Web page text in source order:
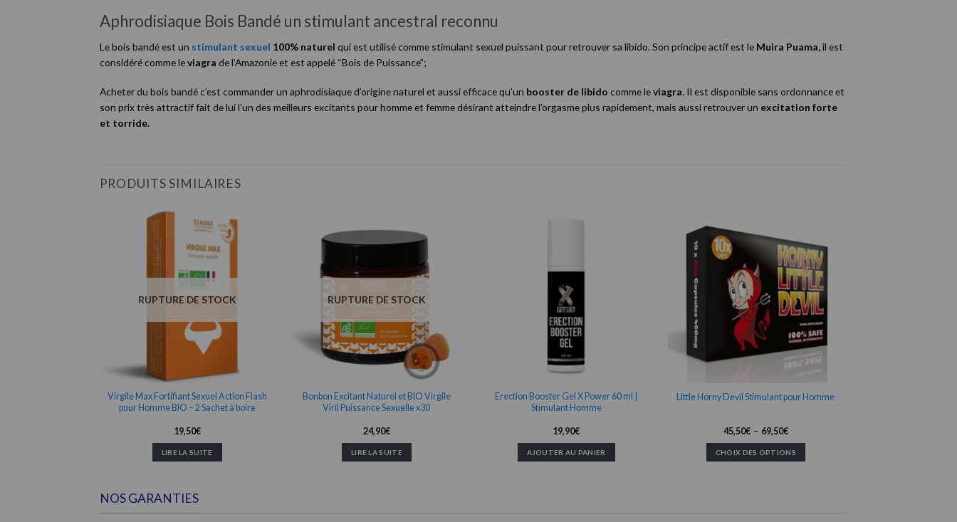
Aphrodisiaque Bois Bandé un stimulant ancestral reconnu
Le bois bandé est un stimulant sexuel 100% naturel qui est utilisé comme stimulant sexuel puissant pour retrouver sa libido. Son principe actif est le Muira Puama,il est
considéré comme leviagra de l’Amazonie et est appelé “Bois de Puissance”;
Acheter du bois bandé c’est commander un aphrodisiaque d’origine naturel et aussi efficace qu’un booster de libido comme leviagra. Il est disponible sans ordonnance et
son prix très attractif fait de lui l’un des meilleurs excitants pour homme et femme désirant atteindre l’orgasme plus rapidement, mais aussi retrouver un excitation forte
et torride.
PRODUITS SIMILAIRES
RUPTURE DE STOCK
Virgile Max Fortifiant Sexuel Action Flash
pour Homme BIO – 2 Sachet à boire
19,50€
LIRE LA SUITE
RUPTURE DE STOCK
Bonbon Excitant Naturel et BIO Virgile
Viril Puissance Sexuelle x30
24,90€
LIRE LA SUITE
Erection Booster Gel X Power 60 ml |
Stimulant Homme
19,90€
AJOUTER AU PANIER
Little Horny Devil Stimulant pour Homme
45,50€ – 69,50€Plage
prix :
45,50€
à
CHOIX DES OPTIONS
NOS GARANTIES